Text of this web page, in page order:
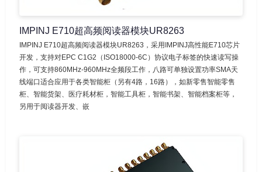
IMPINJ E710超高频阅读器模块UR8263
IMPINJ E710超高频阅读器模块UR8263，采用IMPINJ高性能E710芯片
开发，支持对EPC C1G2（ISO18000-6C）协议电子标签的快速读写操
作，可支持860MHz-960MHz全频段工作，八路可单独设置功率SMA天
线端口适合应用于各类智能柜（另有4路，16路），如新零售智能零售
柜、智能货架、医疗耗材柜，智能工具柜，智能书架、智能档案柜等，
另用于阅读器开发、嵌